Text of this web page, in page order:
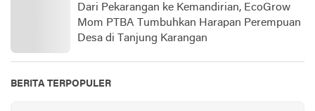
Dari Pekarangan ke Kemandirian, EcoGrow
Mom PTBA Tumbuhkan Harapan Perempuan
Desa di Tanjung Karangan
BERITA TERPOPULER